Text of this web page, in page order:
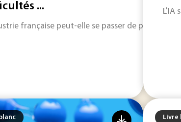
...
française peut-elle se passer de plastique
L'IA
Livre